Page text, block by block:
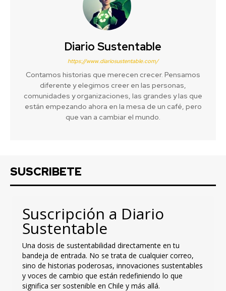
Diario Sustentable
https://www.diariosustentable.com/
Contamos historias que merecen crecer. Pensamos
diferente y elegimos creer en las personas,
comunidades y organizaciones, las grandes y las que
están empezando ahora en la mesa de un café, pero
que van a cambiar el mundo.
SUSCRIBETE
Suscripción a Diario
Sustentable
Una dosis de sustentabilidad directamente en tu
bandeja de entrada. No se trata de cualquier correo,
sino de historias poderosas, innovaciones sustentables
y voces de cambio que están redefiniendo lo que
significa ser sostenible en Chile y más allá.